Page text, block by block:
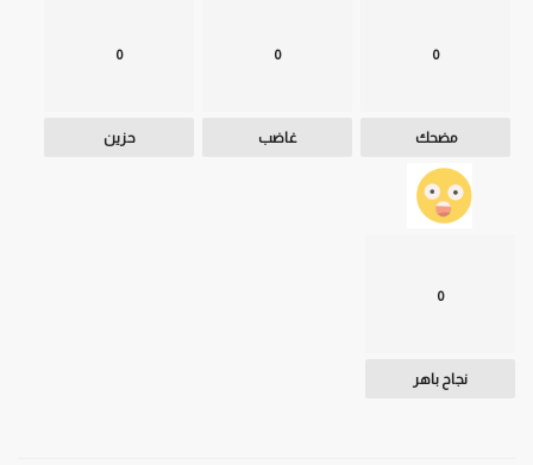
0
مضحك
0
غاضب
0
حزين
0
نجاح باهر